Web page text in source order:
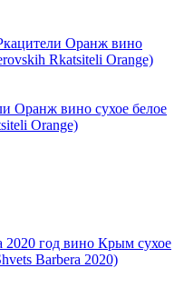
Оранж вино сухое белое
Orange)